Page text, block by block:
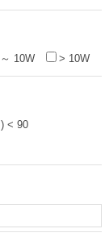
10W > 10W
< 90